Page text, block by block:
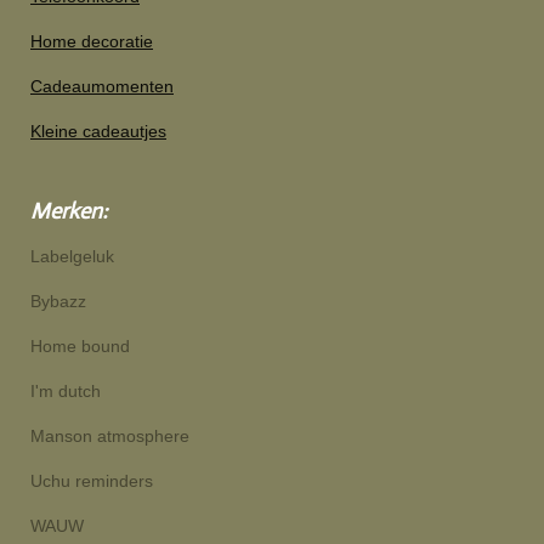
Home decoratie
Cadeaumomenten
Kleine cadeautjes
Merken:
Labelgeluk
Bybazz
Home bound
I'm dutch
Manson atmosphere
Uchu reminders
WAUW